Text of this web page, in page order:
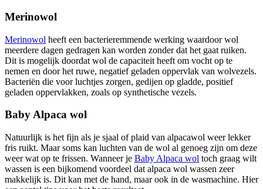
Merinowol
Merinowol heeft een bacterieremmende werking waardoor wol
meerdere dagen gedragen kan worden zonder dat het gaat ruiken.
Dit is mogelijk doordat wol de capaciteit heeft om vocht op te
nemen en door het ruwe, negatief geladen oppervlak van wolvezels.
Bacteriën die voor luchtjes zorgen, gedijen op gladde, positief
geladen oppervlakken, zoals op synthetische vezels.
Baby Alpaca wol
Natuurlijk is het fijn als je sjaal of plaid van alpacawol weer lekker
fris ruikt. Maar soms kan luchten van de wol al genoeg zijn om deze
weer wat op te frissen. Wanneer je Baby Alpaca wol toch graag wilt
wassen is een bijkomend voordeel dat alpaca wol wassen zeer
makkelijk is. Dit kan met de hand, maar ook in de wasmachine. Hier